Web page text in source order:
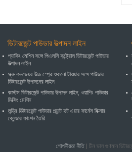
ডিটারজেন্ট পাউডার উত্পাদন লাইন
প্যাকিং মেশিন সঙ্গে পিএলসি কন্ট্রোল ডিটারজেন্ট পাউডার
উত্পাদন লাইন
স্ক্রু কনভেয়র উচ্চ স্প্রে শুকনো টাওয়ার সঙ্গে পাউডার
ডিটারজেন্ট উত্পাদনের লাইন
কাস্টম ডিটারজেন্ট পাউডার উত্পাদন লাইন, ওয়াশিং পাউডার
মিক্সিং মেশিন
লন্ড্রি ডিটারজেন্ট পাউডার প্ল্যান্ট হট এয়ার ফার্নেস মিক্সার
ব্লেন্ডার ফাংশন তৈরি
গোপনীয়তা নীতি | চীন ভাল গুণমান